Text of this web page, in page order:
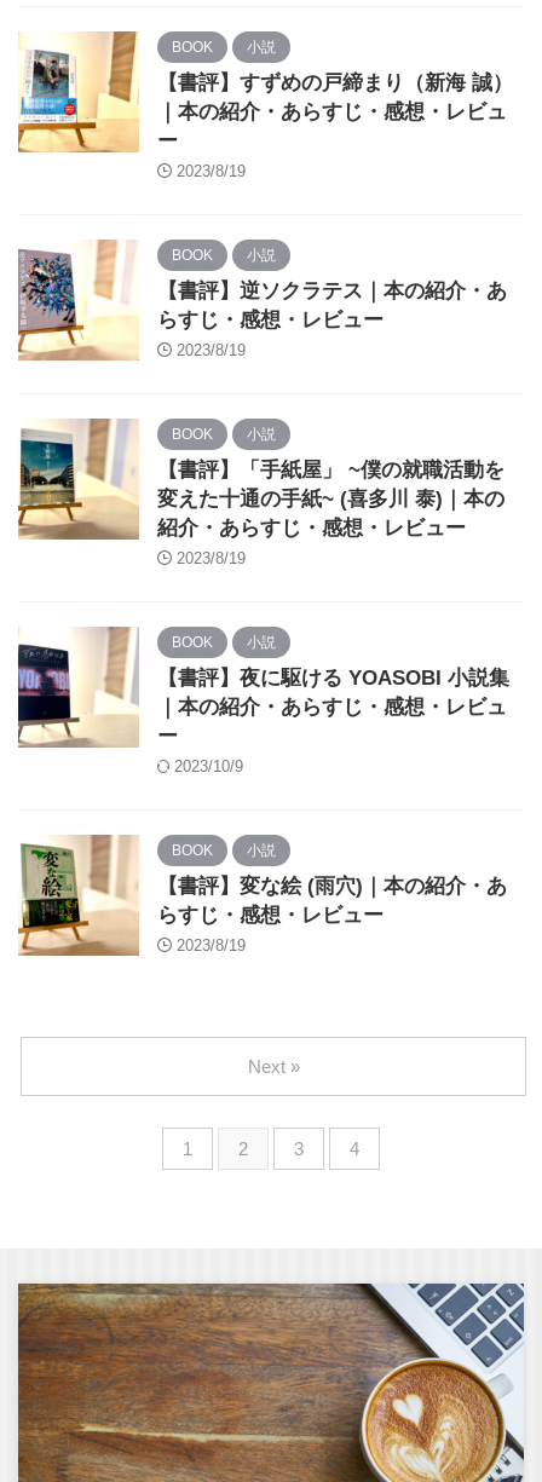
BOOK 小説
【書評】すずめの戸締まり（新海 誠）
｜本の紹介・あらすじ・感想・レビュ
ー
2023/8/19
BOOK 小説
【書評】逆ソクラテス｜本の紹介・あ
らすじ・感想・レビュー
2023/8/19
BOOK 小説
【書評】「手紙屋」 ~僕の就職活動を
変えた十通の手紙~ (喜多川 泰)｜本の
紹介・あらすじ・感想・レビュー
2023/8/19
BOOK 小説
【書評】夜に駆ける YOASOBI 小説集
｜本の紹介・あらすじ・感想・レビュ
ー
2023/10/9
BOOK 小説
【書評】変な絵 (雨穴)｜本の紹介・あ
らすじ・感想・レビュー
2023/8/19
1 2 3 4
Next »